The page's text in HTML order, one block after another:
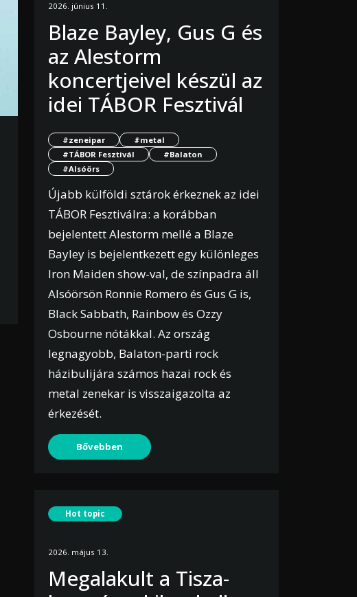
2026. június 11.
Blaze Bayley, Gus G és
az Alestorm
koncertjeivel készül az
idei TÁBOR Fesztivál
#zeneipar
#metal
#TÁBOR Fesztivál
#Balaton
#Alsóörs
Újabb külföldi sztárok érkeznek az idei
TÁBOR Fesztiválra: a korábban
bejelentett Alestorm mellé a Blaze
Bayley is bejelentkezett egy különleges
Iron Maiden show-val, de színpadra áll
Alsóörsön Ronnie Romero és Gus G is,
Black Sabbath, Rainbow és Ozzy
Osbourne nótákkal. Az ország
legnagyobb, Balaton-parti rock
házibulijára számos hazai rock és
metal zenekar is visszaigazolta az
érkezését.
Bővebben
Hot topic
2026. május 13.
Megalakult a Tisza-